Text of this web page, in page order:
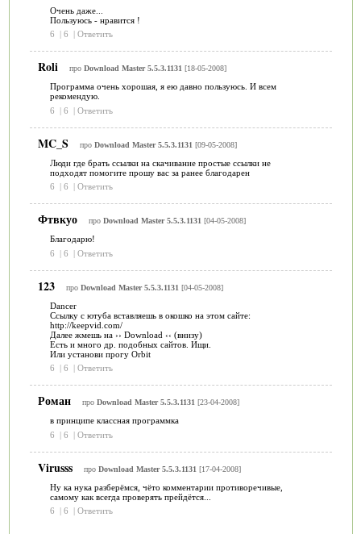
Очень даже...
Пользуюсь - нравится !
6
| 6 | Ответить
Roli про Download Master 5.5.3.1131 [18-05-2008]
Программа очень хорошая, я ею давно пользуюсь. И всем
рекомендую.
6
| 6 | Ответить
MC_S про Download Master 5.5.3.1131 [09-05-2008]
Люди где брать ссылки на скачивание простые ссылки не
подходят помогите прошу вас за ранее благодарен
6
| 6 | Ответить
Фтвкуо про Download Master 5.5.3.1131 [04-05-2008]
Благодарю!
6
| 6 | Ответить
123 про Download Master 5.5.3.1131 [04-05-2008]
Dancer
Ссылку с ютуба вставляешь в окошко на этом сайте:
http://keepvid.com/
Далее жмешь на ›› Download ‹‹ (внизу)
Есть и много др. подобных сайтов. Ищи.
Или установи прогу Orbit
6
| 6 | Ответить
Роман про Download Master 5.5.3.1131 [23-04-2008]
в принципе классная программка
6
| 6 | Ответить
Virusss про Download Master 5.5.3.1131 [17-04-2008]
Ну ка нука разберёмся, чёто комментарии противоречивые,
самому как всегда проверять прейдётся...
6
| 6 | Ответить